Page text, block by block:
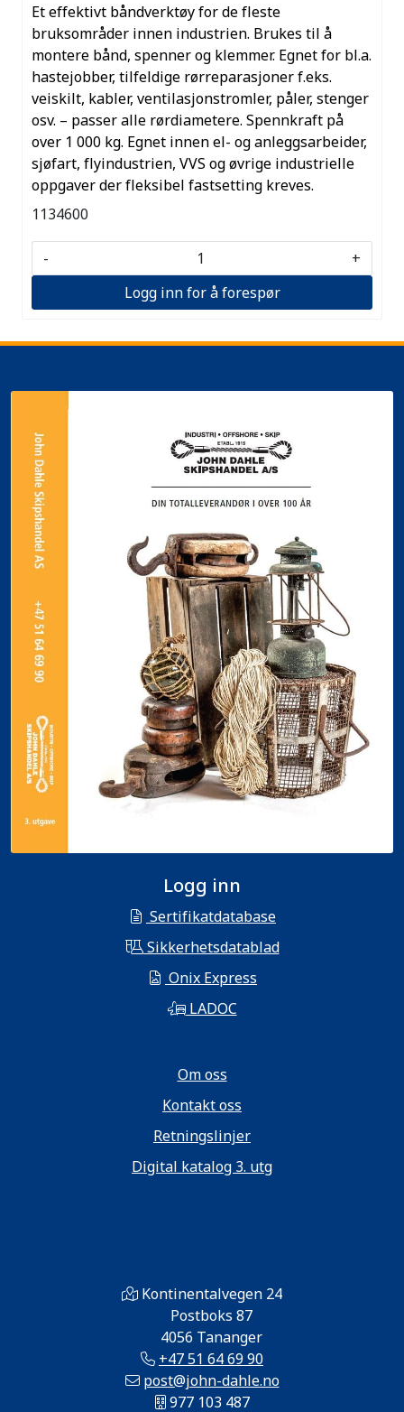
Et effektivt båndverktøy for de fleste
bruksområder innen industrien. Brukes til å
montere bånd, spenner og klemmer. Egnet for bl.a.
hastejobber, tilfeldige rørreparasjoner f.eks.
veiskilt, kabler, ventilasjonstromler, påler, stenger
osv. – passer alle rørdiametere. Spennkraft på
over 1 000 kg. Egnet innen el- og anleggsarbeider,
sjøfart, flyindustrien, VVS og øvrige industrielle
oppgaver der fleksibel fastsetting kreves.
1134600
-
+
Logg inn for å forespør
Logg inn
Sertifikatdatabase
Sikkerhetsdatablad
Onix Express
LADOC
Om oss
Kontakt oss
Retningslinjer
Digital katalog 3. utg
Kontinentalvegen 24
Postboks 87
4056 Tananger
+47 51 64 69 90
post@john-dahle.no
977 103 487